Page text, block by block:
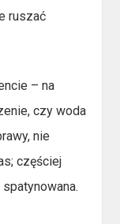
ruszać
– na
czy woda
nie
częściej